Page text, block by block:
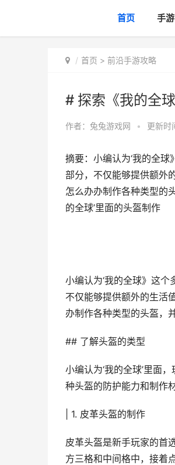
首页 手
首页 > 前沿手游攻略
# 探索《我的全
作者： 兔兔游戏网 • 更新时
摘要：小编认为‘我的全
部分，不仅能够提供额外
怎么办办制作各种类型的
的全球’里面的头盔制作
小编认为‘我的全球》这
不仅能够提供额外的生活
办制作各种类型的头盔，
## 了解头盔的类型
小编认为‘我的全球’里面
种头盔的防护能力和制作
| 1. 皮革头盔的制作
皮革头盔是新手玩家的首
方三格和中间格中，接着